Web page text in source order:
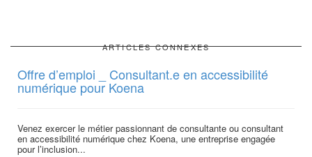
ARTICLES CONNEXES
Offre d’emploi _ Consultant.e en accessibilité
numérique pour Koena
Venez exercer le métier passionnant de consultante ou consultant
en accessibilité numérique chez Koena, une entreprise engagée
pour l’inclusion...